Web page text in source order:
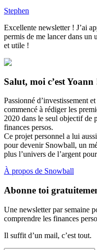
Stephen
Excellente newsletter ! J’ai
permis de me lancer dans un
et utile !
Salut, moi c’est Yoann
Passionné d’investissement
commencé à rédiger les
2020 dans le seul objectif de
finances persos.
Ce projet personnel a lui
pour devenir Snowball, un
plus l’univers de l’argent
À propos de Snowball
Abonne toi
Une newsletter par semaine
comprendre les finances
Il suffit d’un mail, c’est tout.